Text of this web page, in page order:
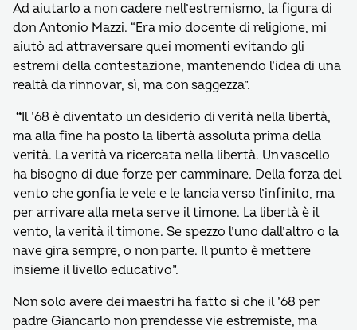
Ad aiutarlo a non cadere nell’estremismo, la figura di
don Antonio Mazzi. “Era mio docente di religione, mi
aiutò ad attraversare quei momenti evitando gli
estremi della contestazione, mantenendo l’idea di una
realtà da rinnovar, sì, ma con saggezza”.
“Il ’68 è diventato un desiderio di verità nella libertà,
ma alla fine ha posto la libertà assoluta prima della
verità. La verità va ricercata nella libertà. Un vascello
ha bisogno di due forze per camminare. Della forza del
vento che gonfia le vele e le lancia verso l’infinito, ma
per arrivare alla meta serve il timone. La libertà è il
vento, la verità il timone. Se spezzo l’uno dall’altro o la
nave gira sempre, o non parte. Il punto è mettere
insieme il livello educativo”.
Non solo avere dei maestri ha fatto sì che il ’68 per
padre Giancarlo non prendesse vie estremiste, ma